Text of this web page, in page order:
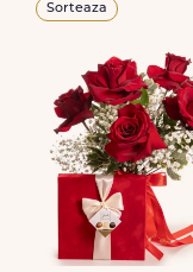
Sorteaza